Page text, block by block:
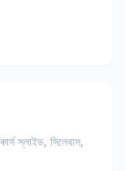
স্লাইড, সিলেবাস,